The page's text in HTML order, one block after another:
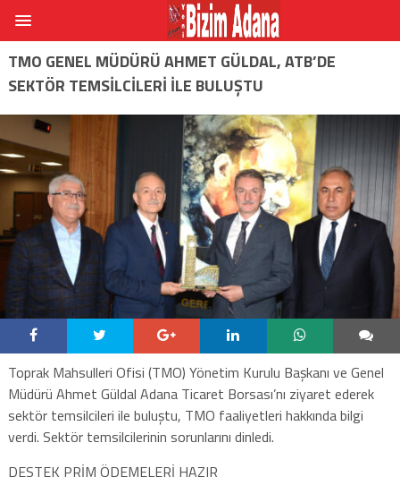
TMO GENEL MÜDÜRÜ AHMET GÜLDAL, ATB’DE
SEKTÖR TEMSILCILERI ILE BULUŞTU
Toprak Mahsulleri Ofisi (TMO) Yönetim Kurulu Başkanı ve Genel
Müdürü Ahmet Güldal Adana Ticaret Borsası’nı ziyaret ederek
sektör temsilcileri ile buluştu, TMO faaliyetleri hakkında bilgi
verdi. Sektör temsilcilerinin sorunlarını dinledi.
DESTEK PRİM ÖDEMELERİ HAZIR